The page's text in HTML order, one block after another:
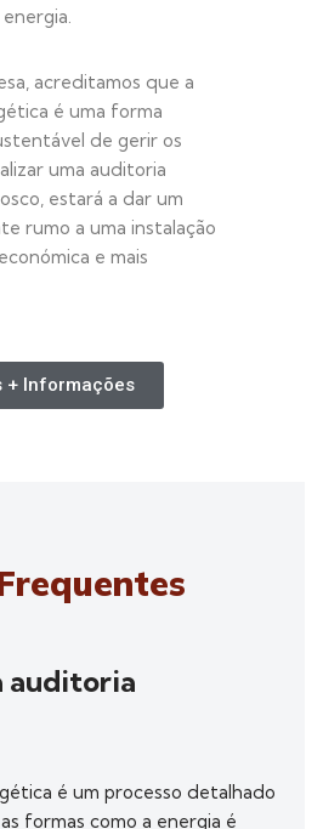
acreditamos que a
é uma forma
de gerir os
uma auditoria
estará a dar um
rumo a uma instalação
e mais
+ Informações
auditoria
é um processo detalhado
formas como a energia é